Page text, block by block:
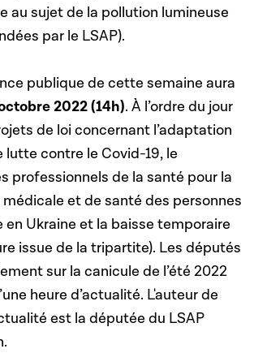
au sujet de la pollution lumineuse
par le LSAP).
publique de cette semaine aura
2022 (14h). À l’ordre du jour
de loi concernant l’adaptation
lutte contre le Covid-19, le
professionnels de la santé pour la
et de santé des personnes
Ukraine et la baisse temporaire
issue de la tripartite). Les députés
sur la canicule de l’été 2022
heure d’actualité. L'auteur de
est la députée du LSAP